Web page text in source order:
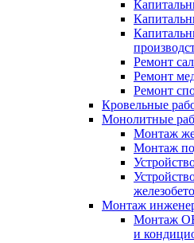
Ремонт
Ремонт
Ремонт
Кровельные
Монолитные
Монтаж
Монтаж
Монтаж
Монтаж
и